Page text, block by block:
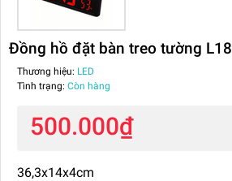
Đồng hồ đặt bàn treo tường L18
Thương hiệu: LED
Tình trạng: Còn hàng
500.000₫
36,3x14x4cm